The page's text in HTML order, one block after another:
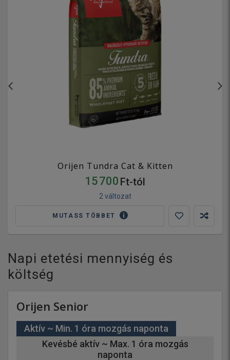
Orijen Tundra Cat & Kitten
15 700 Ft-tól
2 változat
MUTASS TÖBBET
Napi etetési mennyiség és
költség
Orijen Senior
Aktív ~ Min. 1 óra mozgás naponta
Kevésbé aktív ~ Max. 1 óra mozgás
naponta